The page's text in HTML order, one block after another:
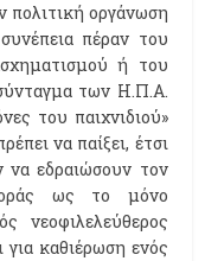
πολιτική οργάνωση
πέραν του
ή του
των Η.Π.Α.
του παιχνιδιού»
να παίξει, έτσι
να εδραιώσουν τον
ως το μόνο
νεοφιλελεύθερος
καθιέρωση ενός